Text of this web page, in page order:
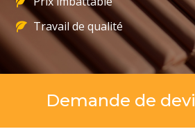
Travail de qualité
Demande de